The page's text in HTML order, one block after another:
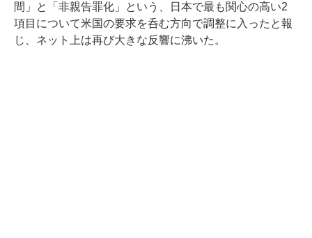
間」と「非親告罪化」という、日本で最も関心の高い2
項目について米国の要求を呑む方向で調整に入ったと報
じ、ネット上は再び大きな反響に沸いた。